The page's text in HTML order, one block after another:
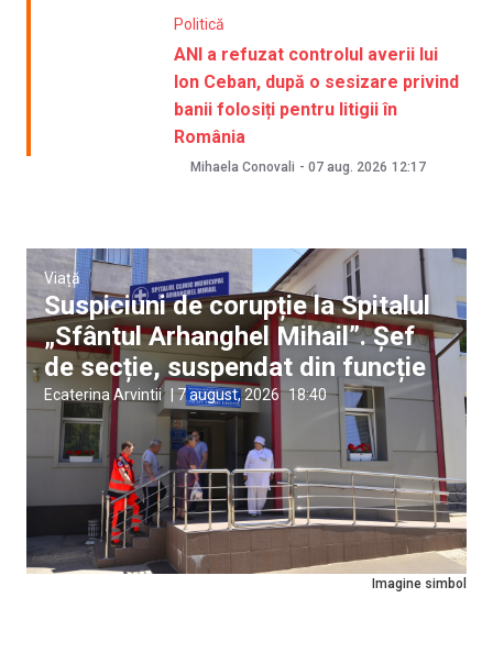
Politică
ANI a refuzat controlul averii lui
Ion Ceban, după o sesizare privind
banii folosiți pentru litigii în
România
Mihaela Conovali - 07 aug. 2026 12:17
Imagine simbol
Viață
Suspiciuni de corupție la Spitalul
„Sfântul Arhanghel Mihail”. Șef
de secție, suspendat din funcție
Ecaterina Arvintii 7 august, 2026 18:40